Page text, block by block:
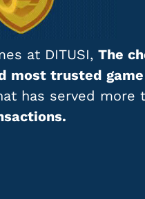
at DITUSI, The
most trusted
has served more